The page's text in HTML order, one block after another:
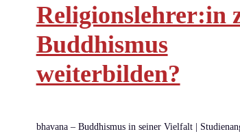
Religionslehrer:in
Buddhismus
weiterbilden?
bhavana – Buddhismus in seiner Vielfalt |